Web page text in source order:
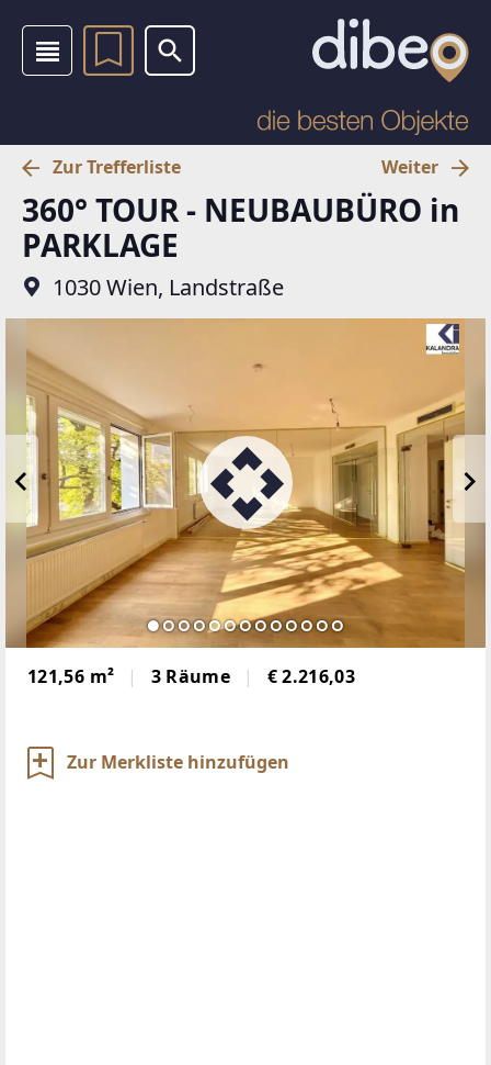
Zur Trefferliste Weiter
360° TOUR - NEUBAUBÜRO in
PARKLAGE
1030 Wien, Landstraße
121,56 m² 3 Räume € 2.216,03
Zur Merkliste hinzufügen